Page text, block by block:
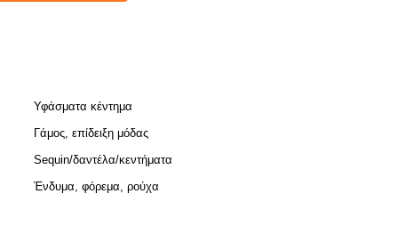
Υφάσματα κέντημα
Γάμος, επίδειξη μόδας
Sequin/δαντέλα/κεντήματα
Ένδυμα, φόρεμα, ρούχα